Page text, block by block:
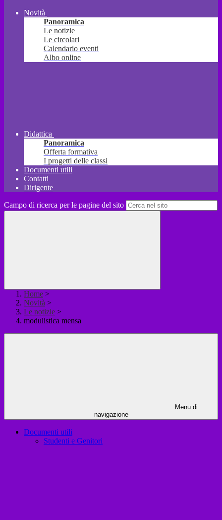
Novità
Panoramica
Le notizie
Le circolari
Calendario eventi
Albo online
Didattica
Panoramica
Offerta formativa
I progetti delle classi
Documenti utili
Contatti
Dirigente
Campo di ricerca per le pagine del sito
Home >
Novità >
Le notizie >
modulistica mensa
Menu di
navigazione
Documenti utili
Studenti e Genitori